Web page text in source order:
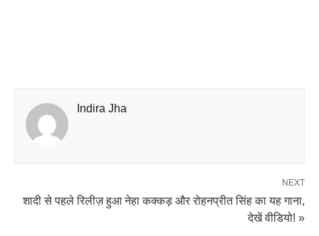
Indira Jha
NEXT
शादी से पहले रिलीज़ हुआ नेहा कक्कड़ और रोहनप्रीत सिंह का यह गाना,
देखें वीडियो! »